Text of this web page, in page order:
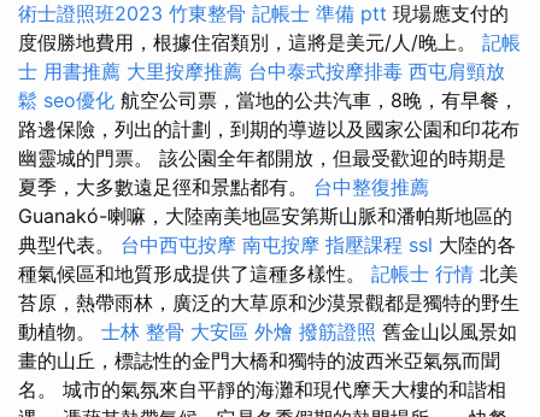
術士證照班2023 竹東整骨 記帳士 準備 ptt 現場應支付的
度假勝地費用，根據住宿類別，這將是美元/人/晚上。 記帳
士 用書推薦 大里按摩推薦 台中泰式按摩排毒 西屯肩頸放
鬆 seo優化 航空公司票，當地的公共汽車，8晚，有早餐，
路邊保險，列出的計劃，到期的導遊以及國家公園和印花布
幽靈城的門票。 該公園全年都開放，但最受歡迎的時期是
夏季，大多數遠足徑和景點都有。 台中整復推薦
Guanakó-喇嘛，大陸南美地區安第斯山脈和潘帕斯地區的
典型代表。 台中西屯按摩 南屯按摩 指壓課程 ssl 大陸的各
種氣候區和地質形成提供了這種多樣性。 記帳士 行情 北美
苔原，熱帶雨林，廣泛的大草原和沙漠景觀都是獨特的野生
動植物。 士林 整骨 大安區 外燴 撥筋證照 舊金山以風景如
畫的山丘，標誌性的金門大橋和獨特的波西米亞氣氛而聞
名。 城市的氣氛來自平靜的海灘和現代摩天大樓的和諧相